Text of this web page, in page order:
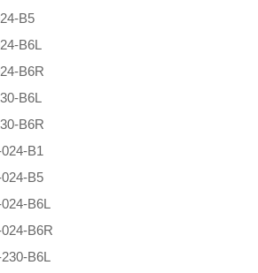
B5
B6L
B6R
B6L
B6R
B1
B5
B6L
B6R
B6L